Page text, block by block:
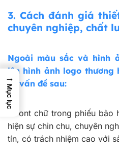
3. Cách đánh giá
chuyên nghiệp, chất
Ngoài màu sắc và hình
lên hình ảnh logo thương
số vấn đề sau:
Font chữ trong phiếu
hiện sự chỉn chu, chuyên
tín, có trách nhiệm cao với
→
Mục lục